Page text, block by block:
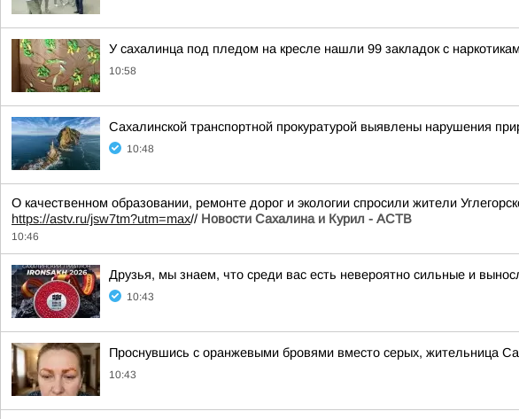
У сахалинца под пледом на кресле нашли 99 закладок с
10:58
Сахалинской транспортной прокуратурой выявлены нарушения
10:48
О качественном образовании, ремонте дорог и экологии спросили жители
https://astv.ru/jsw7tm?utm=max// Новости Сахалина и Курил - АСТВ
10:46
Друзья, мы знаем, что среди вас есть невероятно сильные и
10:43
Проснувшись с оранжевыми бровями вместо серых, жительница
10:43